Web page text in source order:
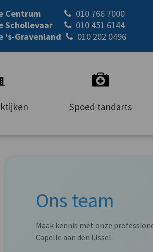
Centrum
010 766 7000
Schollevaar
010 451 6144
's-Gravenland
010 202 0496
Spoed tandarts
Ons team
Maak kennis met onze
Capelle aan den IJssel.